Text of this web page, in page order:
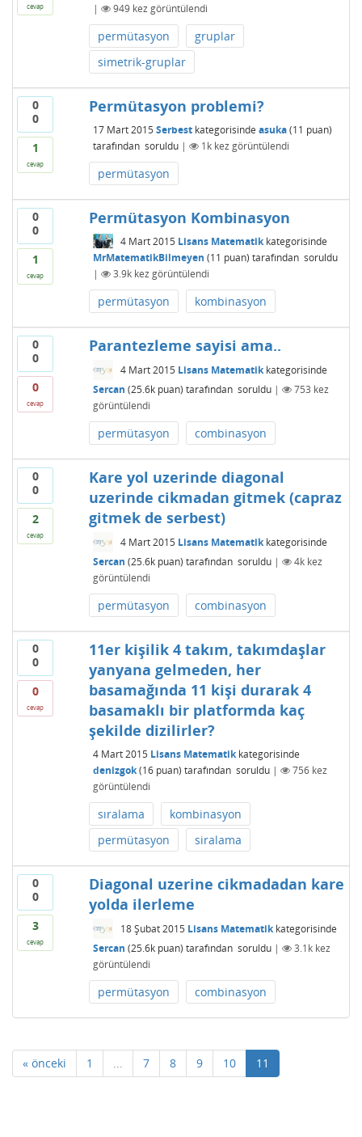
cevap
|
949kez görüntülendi
permütasyon
gruplar
simetrik-gruplar
0
0
1
cevap
Permütasyon problemi?
17 Mart 2015 Serbestkategorisinde asuka (11 puan)
tarafından soruldu | 1kkez görüntülendi
permütasyon
0
0
1
cevap
Permütasyon Kombinasyon
4 Mart 2015 Lisans Matematikkategorisinde
MrMatematikBilmeyen (11 puan) tarafından soruldu
|
3.9kkez görüntülendi
permütasyon kombinasyon
0
0
0
cevap
Parantezleme sayisi ama..
4 Mart 2015 Lisans Matematikkategorisinde
Sercan (25.6kpuan) tarafından soruldu | 753 kez
görüntülendi
permütasyon combinasyon
0
0
2
cevap
Kare yol uzerinde diagonal
uzerinde cikmadan gitmek (capraz
gitmek de serbest)
4 Mart 2015 Lisans Matematikkategorisinde
Sercan (25.6kpuan) tarafından soruldu | 4kkez
görüntülendi
permütasyon combinasyon
0
0
0
cevap
11er kişilik 4 takım, takımdaşlar
yanyana gelmeden, her
basamağında 11 kişi durarak 4
basamaklı bir platformda kaç
şekilde dizilirler?
4 Mart 2015 Lisans Matematikkategorisinde
denizgok (16puan) tarafından soruldu | 756kez
görüntülendi
sıralama
kombinasyon
permütasyon
siralama
0
0
3
cevap
Diagonal uzerine cikmadadan kare
yolda ilerleme
18 Şubat 2015 Lisans Matematikkategorisinde
Sercan (25.6kpuan) tarafından soruldu | 3.1kkez
görüntülendi
permütasyon combinasyon
« önceki 1 ... 7 8 9 10 11